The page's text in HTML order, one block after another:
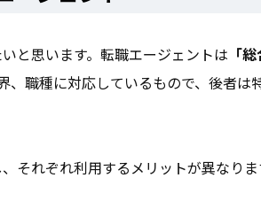
と思います。転職エージェントは 「
職種に対応しているもので、後者は
それぞれ利用するメリットが異なりま